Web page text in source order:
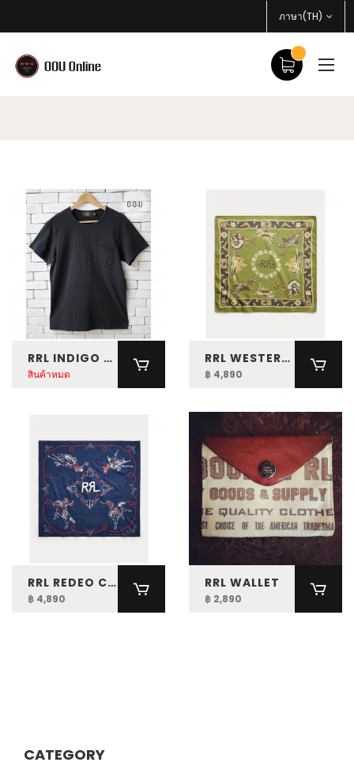
ภาษา(TH)
RRL INDIGO JERSEY POCKET T-SHIRT
สินค้าหมด
RRL WESTERN PRINT COTTON BANDANNA
฿ 4,890
RRL REDEO COTTON BANDANNA
฿ 4,890
RRL WALLET
฿ 2,890
CATEGORY